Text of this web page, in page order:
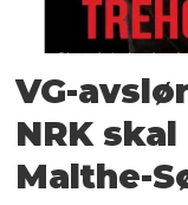
VG-
NRK
Malthe-